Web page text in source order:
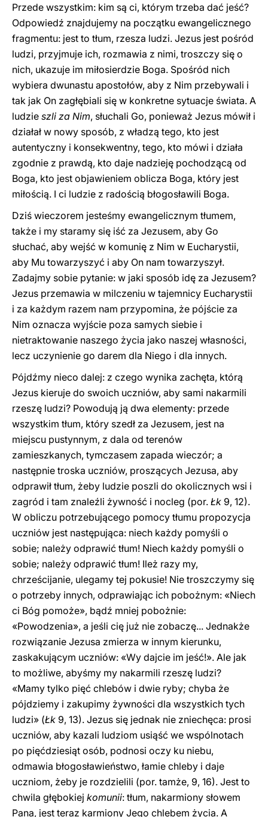
Przede wszystkim: kim są ci, którym trzeba dać jeść?
Odpowiedź znajdujemy na początku ewangelicznego
fragmentu: jest to tłum, rzesza ludzi. Jezus jest pośród
ludzi, przyjmuje ich, rozmawia z nimi, troszczy się o
nich, ukazuje im miłosierdzie Boga. Spośród nich
wybiera dwunastu apostołów, aby z Nim przebywali i
tak jak On zagłębiali się w konkretne sytuacje świata. A
ludzie szli za Nim, słuchali Go, ponieważ Jezus mówił i
działał w nowy sposób, z władzą tego, kto jest
autentyczny i konsekwentny, tego, kto mówi i działa
zgodnie z prawdą, kto daje nadzieję pochodzącą od
Boga, kto jest objawieniem oblicza Boga, który jest
miłością. I ci ludzie z radością błogosławili Boga.
Dziś wieczorem jesteśmy ewangelicznym tłumem,
także i my staramy się iść za Jezusem, aby Go
słuchać, aby wejść w komunię z Nim w Eucharystii,
aby Mu towarzyszyć i aby On nam towarzyszył.
Zadajmy sobie pytanie: w jaki sposób idę za Jezusem?
Jezus przemawia w milczeniu w tajemnicy Eucharystii
i za każdym razem nam przypomina, że pójście za
Nim oznacza wyjście poza samych siebie i
nietraktowanie naszego życia jako naszej własności,
lecz uczynienie go darem dla Niego i dla innych.
Pójdźmy nieco dalej: z czego wynika zachęta, którą
Jezus kieruje do swoich uczniów, aby sami nakarmili
rzeszę ludzi? Powodują ją dwa elementy: przede
wszystkim tłum, który szedł za Jezusem, jest na
miejscu pustynnym, z dala od terenów
zamieszkanych, tymczasem zapada wieczór; a
następnie troska uczniów, proszących Jezusa, aby
odprawił tłum, żeby ludzie poszli do okolicznych wsi i
zagród i tam znaleźli żywność i nocleg (por. Łk 9, 12).
W obliczu potrzebującego pomocy tłumu propozycja
uczniów jest następująca: niech każdy pomyśli o
sobie; należy odprawić tłum! Niech każdy pomyśli o
sobie; należy odprawić tłum! Ileż razy my,
chrześcijanie, ulegamy tej pokusie! Nie troszczymy się
o potrzeby innych, odprawiając ich pobożnym: «Niech
ci Bóg pomoże», bądź mniej pobożnie:
«Powodzenia», a jeśli cię już nie zobaczę... Jednakże
rozwiązanie Jezusa zmierza w innym kierunku,
zaskakującym uczniów: «Wy dajcie im jeść!». Ale jak
to możliwe, abyśmy my nakarmili rzeszę ludzi?
«Mamy tylko pięć chlebów i dwie ryby; chyba że
pójdziemy i zakupimy żywności dla wszystkich tych
ludzi» (Łk 9, 13). Jezus się jednak nie zniechęca: prosi
uczniów, aby kazali ludziom usiąść we wspólnotach
po pięćdziesiąt osób, podnosi oczy ku niebu,
odmawia błogosławieństwo, łamie chleby i daje
uczniom, żeby je rozdzielili (por. tamże, 9, 16). Jest to
chwila głębokiej komunii: tłum, nakarmiony słowem
Pana, jest teraz karmiony Jego chlebem życia. A